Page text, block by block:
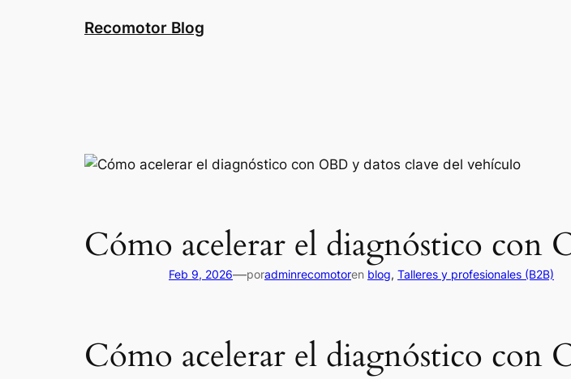
Recomotor Blog
Cómo acelerar el diagnóstico con
Feb 9, 2026—poradminrecomotoren blog, Talleres y profesionales (B2B)
Cómo acelerar el diagnóstico con